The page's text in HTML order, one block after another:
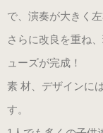
で、演奏が大きく
さらに改良を重ね
ューズが完成！
素 材、デザインに
す。